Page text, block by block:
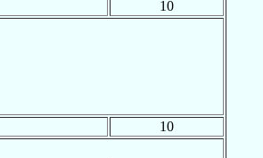
10
10